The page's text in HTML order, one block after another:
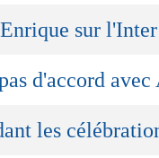
sur l'Inter
d'accord avec
les